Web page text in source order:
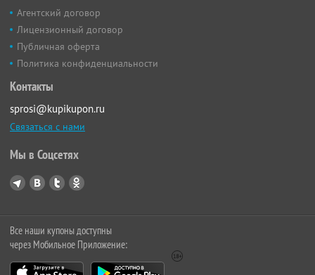
Агентский договор
Лицензионный договор
Публичная оферта
Политика конфиденциальности
Контакты
sprosi@kupikupon.ru
Связаться с нами
Мы в Соцсетях
Все наши купоны доступны
через Мобильное Приложение: